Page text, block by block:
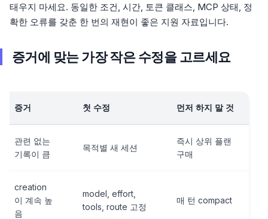
태우지 마세요. 동일한 조건, 시간, 토큰 클래스, MCP 상태, 정
확한 오류를 갖춘 한 번의 재현이 좋은 지원 자료입니다.
증거에 맞는 가장 작은 수정을 고르세요
증거 첫 수정 먼저 하지 말 것
관련 없는
기록이 큼
목적별 새 세션
즉시 상위 플랜
구매
creation
이 계속 높
음
model, effort,
tools, route 고정
매 턴 compact